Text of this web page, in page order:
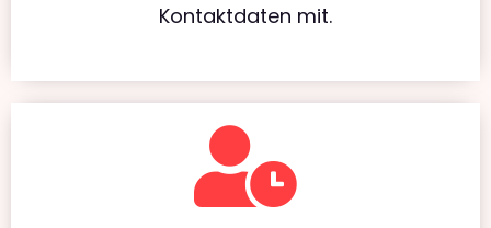
Kontaktdaten mit.